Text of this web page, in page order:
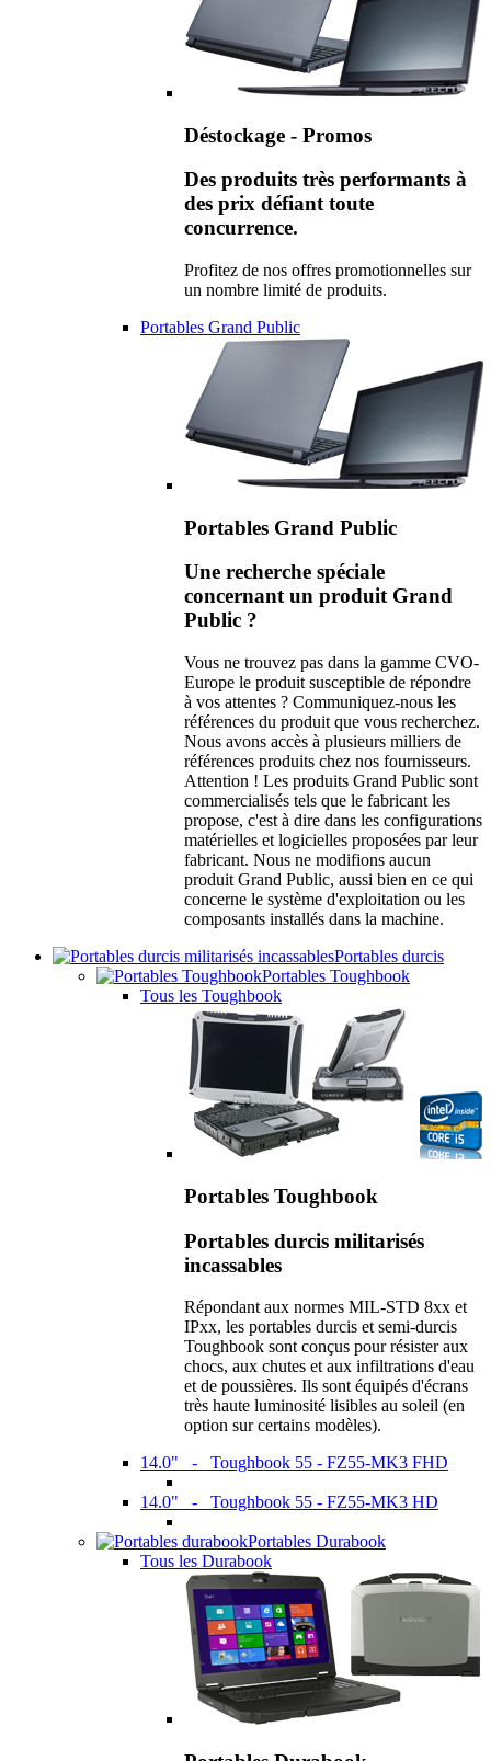
Déstockage - Promos
Des produits très performants à
des prix défiant toute
concurrence.
Profitez de nos offres promotionnelles sur
un nombre limité de produits.
Portables Grand Public
Portables Grand Public
Une recherche spéciale
concernant un produit Grand
Public ?
Vous ne trouvez pas dans la gamme CVO-
Europe le produit susceptible de répondre
à vos attentes ? Communiquez-nous les
références du produit que vous recherchez.
Nous avons accès à plusieurs milliers de
références produits chez nos fournisseurs.
Attention ! Les produits Grand Public sont
commercialisés tels que le fabricant les
propose, c'est à dire dans les configurations
matérielles et logicielles proposées par leur
fabricant. Nous ne modifions aucun
produit Grand Public, aussi bien en ce qui
concerne le système d'exploitation ou les
composants installés dans la machine.
Portables durcis
Portables Toughbook
Tous les Toughbook
Portables Toughbook
Portables durcis militarisés
incassables
Répondant aux normes MIL-STD 8xx et
IPxx, les portables durcis et semi-durcis
Toughbook sont conçus pour résister aux
chocs, aux chutes et aux infiltrations d'eau
et de poussières. Ils sont équipés d'écrans
très haute luminosité lisibles au soleil (en
option sur certains modèles).
14.0" - Toughbook 55 - FZ55-MK3 FHD
14.0" - Toughbook 55 - FZ55-MK3 HD
Portables Durabook
Tous les Durabook